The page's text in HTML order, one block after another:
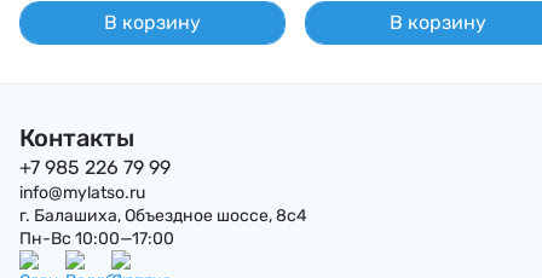
В корзину В корзину
Контакты
+7 985 226 79 99
info@mylatso.ru
г. Балашиха, Объездное шоссе, 8с4
Пн-Вс 10:00—17:00